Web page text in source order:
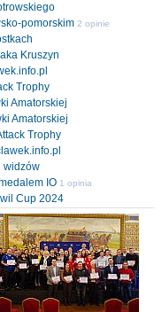
pomorskim 2 opinie
Kruszyn
Trophy
Amatorskiej
Amatorskiej
Trophy
widzów
IO 1 opinia
Cup 2024